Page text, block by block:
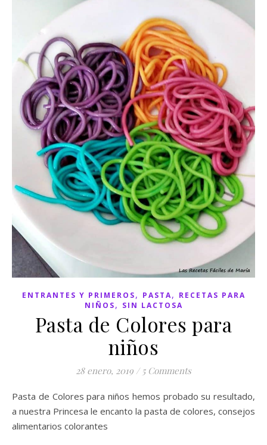
ENTRANTES Y PRIMEROS, PASTA, RECETAS PARA
NIÑOS, SIN LACTOSA
Pasta de Colores para
niños
28 enero, 2019 / 5 Comments
Pasta de Colores para niños hemos probado su resultado,
a nuestra Princesa le encanto la pasta de colores, consejos
alimentarios colorantes